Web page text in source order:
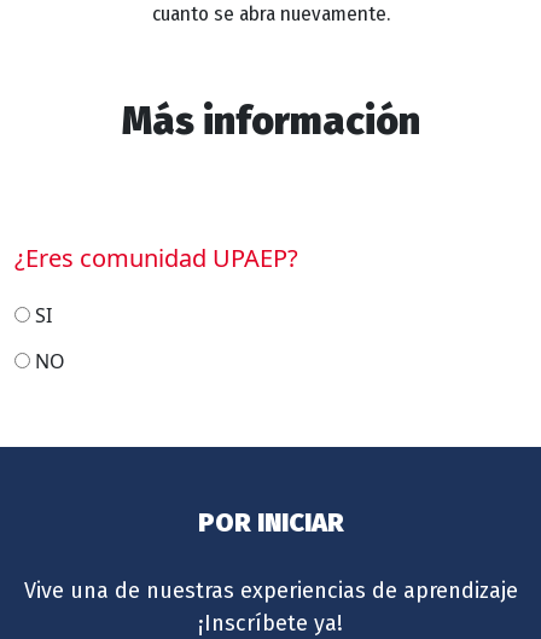
cuanto se abra nuevamente.
Más información
¿Eres comunidad UPAEP?
SI
NO
POR INICIAR
Vive una de nuestras experiencias de aprendizaje
¡Inscríbete ya!